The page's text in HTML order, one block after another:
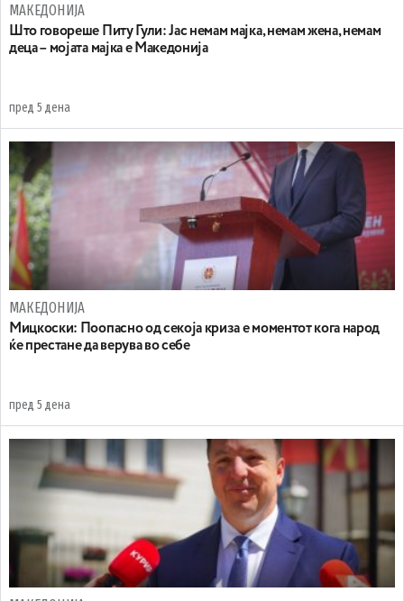
МАКЕДОНИЈА
Што говореше Питу Гули: Јас немам мајка, немам жена, немам
деца – мојата мајка е Македонија
пред 5 дена
МАКЕДОНИЈА
Мицкоски: Поопасно од секоја криза е моментот кога народ
ќе престане да верува во себе
пред 5 дена